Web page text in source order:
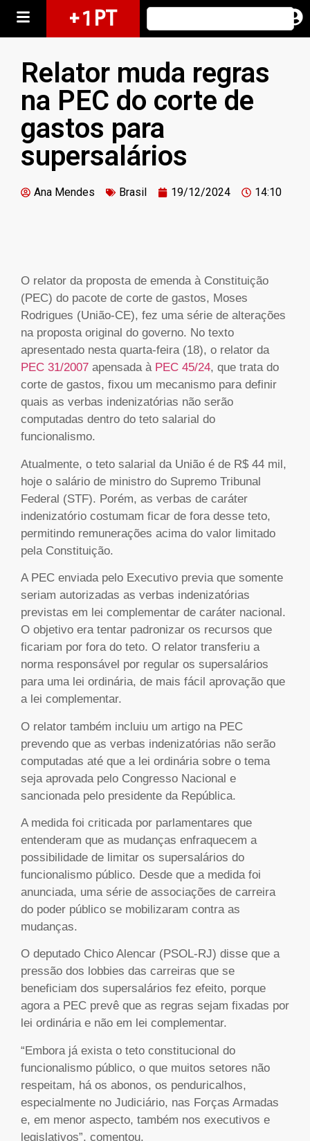
+ 1 PT
Relator muda regras
na PEC do corte de
gastos para
supersalários
Ana Mendes Brasil 19/12/2024 14:10
O relator da proposta de emenda à Constituição
(PEC) do pacote de corte de gastos, Moses
Rodrigues (União-CE), fez uma série de alterações
na proposta original do governo. No texto
apresentado nesta quarta-feira (18), o relator da
PEC 31/2007 apensada à PEC 45/24, que trata do
corte de gastos, fixou um mecanismo para definir
quais as verbas indenizatórias não serão
computadas dentro do teto salarial do
funcionalismo.
Atualmente, o teto salarial da União é de R$ 44 mil,
hoje o salário de ministro do Supremo Tribunal
Federal (STF). Porém, as verbas de caráter
indenizatório costumam ficar de fora desse teto,
permitindo remunerações acima do valor limitado
pela Constituição.
A PEC enviada pelo Executivo previa que somente
seriam autorizadas as verbas indenizatórias
previstas em lei complementar de caráter nacional.
O objetivo era tentar padronizar os recursos que
ficariam por fora do teto. O relator transferiu a
norma responsável por regular os supersalários
para uma lei ordinária, de mais fácil aprovação que
a lei complementar.
O relator também incluiu um artigo na PEC
prevendo que as verbas indenizatórias não serão
computadas até que a lei ordinária sobre o tema
seja aprovada pelo Congresso Nacional e
sancionada pelo presidente da República.
A medida foi criticada por parlamentares que
entenderam que as mudanças enfraquecem a
possibilidade de limitar os supersalários do
funcionalismo público. Desde que a medida foi
anunciada, uma série de associações de carreira
do poder público se mobilizaram contra as
mudanças.
O deputado Chico Alencar (PSOL-RJ) disse que a
pressão dos lobbies das carreiras que se
beneficiam dos supersalários fez efeito, porque
agora a PEC prevê que as regras sejam fixadas por
lei ordinária e não em lei complementar.
“Embora já exista o teto constitucional do
funcionalismo público, o que muitos setores não
respeitam, há os abonos, os penduricalhos,
especialmente no Judiciário, nas Forças Armadas
e, em menor aspecto, também nos executivos e
legislativos”, comentou.